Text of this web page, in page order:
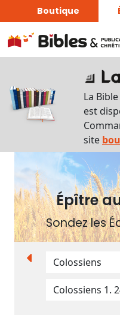
Boutique
La
est
site
Épître
Sondez les
du
livre
supports
Exemplaire
papier
Nous
Signaler